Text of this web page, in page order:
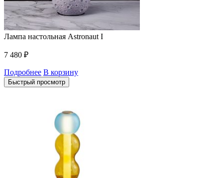
Лампа настольная Astronaut I
7 480 ₽
Подробнее В корзину
Быстрый просмотр